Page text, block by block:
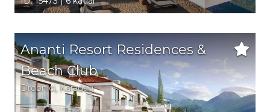
Ananti Resort Residences &
Beach Club
Drobnici, Karadağ